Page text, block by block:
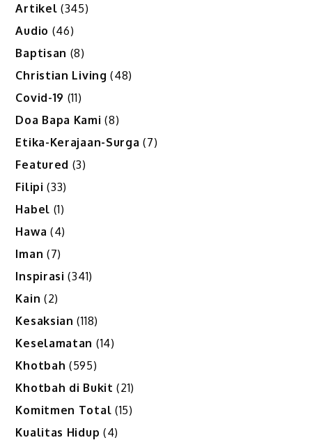
Artikel (345)
Audio (46)
Baptisan (8)
Christian Living (48)
Covid-19 (11)
Doa Bapa Kami (8)
Etika-Kerajaan-Surga (7)
Featured (3)
Filipi (33)
Habel (1)
Hawa (4)
Iman (7)
Inspirasi (341)
Kain (2)
Kesaksian (118)
Keselamatan (14)
Khotbah (595)
Khotbah di Bukit (21)
Komitmen Total (15)
Kualitas Hidup (4)